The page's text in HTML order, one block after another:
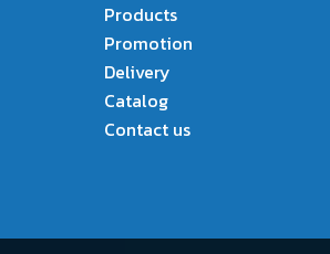
Products
Promotion
Delivery
Catalog
Contact us